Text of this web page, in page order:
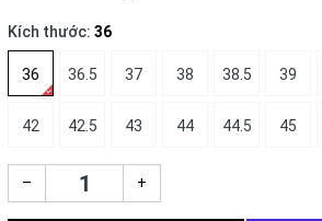
Kích thước: 36
36 36.5 37 38 38.5 39
42 42.5 43 44 44.5 45
– +